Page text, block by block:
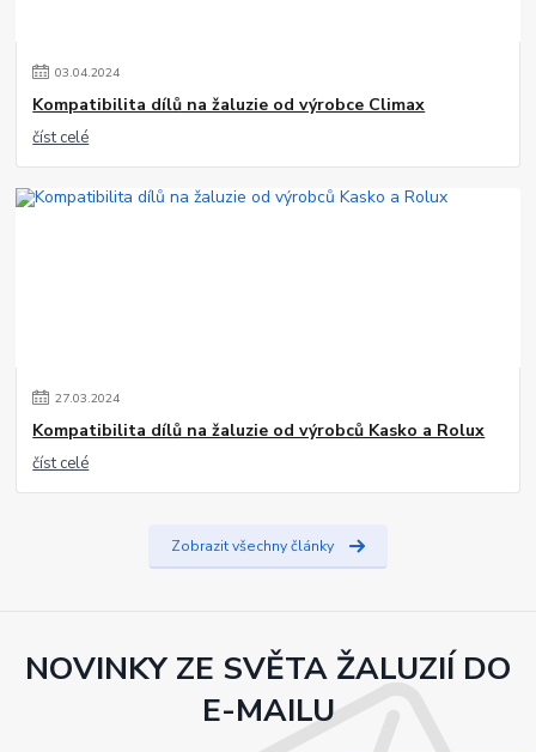
03.04.2024
Kompatibilita dílů na žaluzie od výrobce Climax
číst celé
27.03.2024
Kompatibilita dílů na žaluzie od výrobců Kasko a Rolux
číst celé
Zobrazit všechny články
NOVINKY ZE SVĚTA ŽALUZIÍ DO
E-MAILU